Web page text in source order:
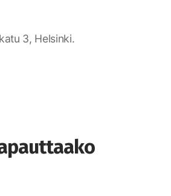
3, Helsinki.